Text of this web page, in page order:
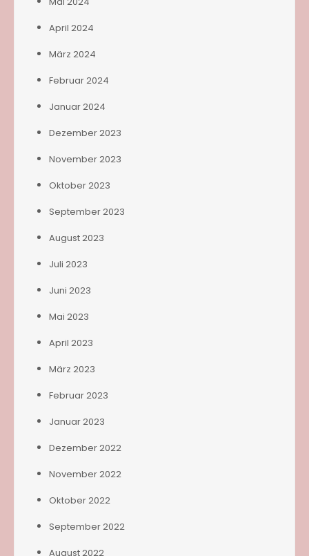
April 2024
März 2024
Februar 2024
Januar 2024
Dezember 2023
November 2023
Oktober 2023
September 2023
August 2023
Juli 2023
Juni 2023
Mai 2023
April 2023
März 2023
Februar 2023
Januar 2023
Dezember 2022
November 2022
Oktober 2022
September 2022
August 2022